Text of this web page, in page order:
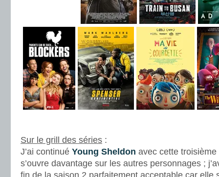
Sur le grill des séries :
J’ai continué Young Sheldon avec cette
s’ouvre davantage sur les autres personnages ;
fin de la saison 2 parfaitement acceptable car elle